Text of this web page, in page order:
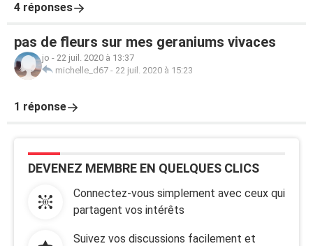
4 réponses
pas de fleurs sur mes geraniums vivaces
jo - 22 juil. 2020 à 13:37
michelle_d67 - 22 juil. 2020 à 15:23
1 réponse
DEVENEZ MEMBRE EN QUELQUES CLICS
Connectez-vous simplement avec ceux qui
partagent vos intérêts
Suivez vos discussions facilement et